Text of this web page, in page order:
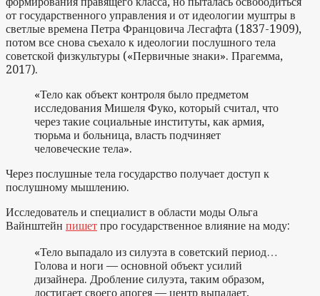
от государственного управления и от идеологии муштры в
светлые времена Петра Францовича Лесгафта (1837-1909),
потом все снова съехало к идеологии послушного тела
советской физкультуры («Первичные знаки». Прагемма,
2017).
«Тело как объект контроля было предметом
исследования Мишеля Фуко, который считал, что
через такие социальные институты, как армия,
тюрьма и больница, власть подчиняет
человеческие тела».
Через послушные тела государство получает доступ к
послушному мышлению.
Исследователь и специалист в области моды Ольга
Вайнштейн пишет про государственное влияние на моду:
«Тело выпадало из силуэта в советский период…
Голова и ноги — основной объект усилий
дизайнера. Дробление силуэта, таким образом,
достигает своего апогея — центр выпадает,